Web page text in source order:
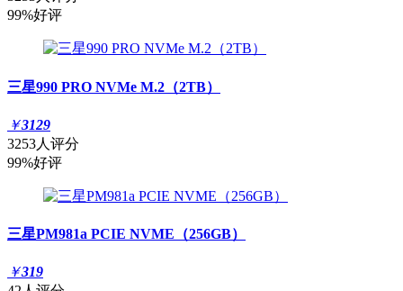
99%好评
三星990 PRO NVMe M.2（2TB）
￥3129
3253人评分
99%好评
三星PM981a PCIE NVME（256GB）
￥319